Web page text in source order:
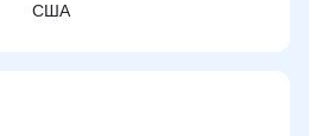
США